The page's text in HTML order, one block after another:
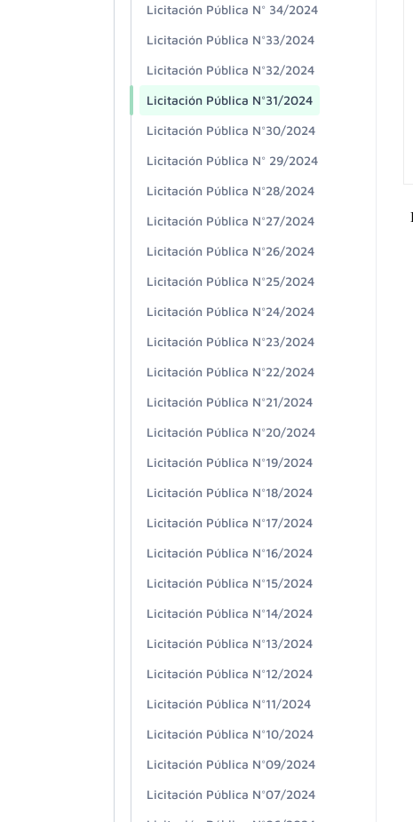
Licitación Pública N° 34/2024
Licitación Pública N°33/2024
Licitación Pública N°32/2024
Licitación Pública N°31/2024
Licitación Pública N°30/2024
Licitación Pública N° 29/2024
Licitación Pública N°28/2024
Licitación Pública N°27/2024
Licitación Pública N°26/2024
Licitación Pública N°25/2024
Licitación Pública N°24/2024
Licitación Pública N°23/2024
Licitación Pública N°22/2024
Licitación Pública N°21/2024
Licitación Pública N°20/2024
Licitación Pública N°19/2024
Licitación Pública N°18/2024
Licitación Pública N°17/2024
Licitación Pública N°16/2024
Licitación Pública N°15/2024
Licitación Pública N°14/2024
Licitación Pública N°13/2024
Licitación Pública N°12/2024
Licitación Pública N°11/2024
Licitación Pública N°10/2024
Licitación Pública N°09/2024
Licitación Pública N°07/2024